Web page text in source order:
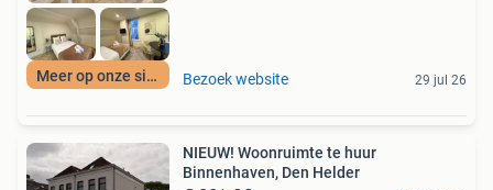
Meer op onze site Bezoek website 29 jul 26
NIEUW! Woonruimte te huur
Binnenhaven, Den Helder